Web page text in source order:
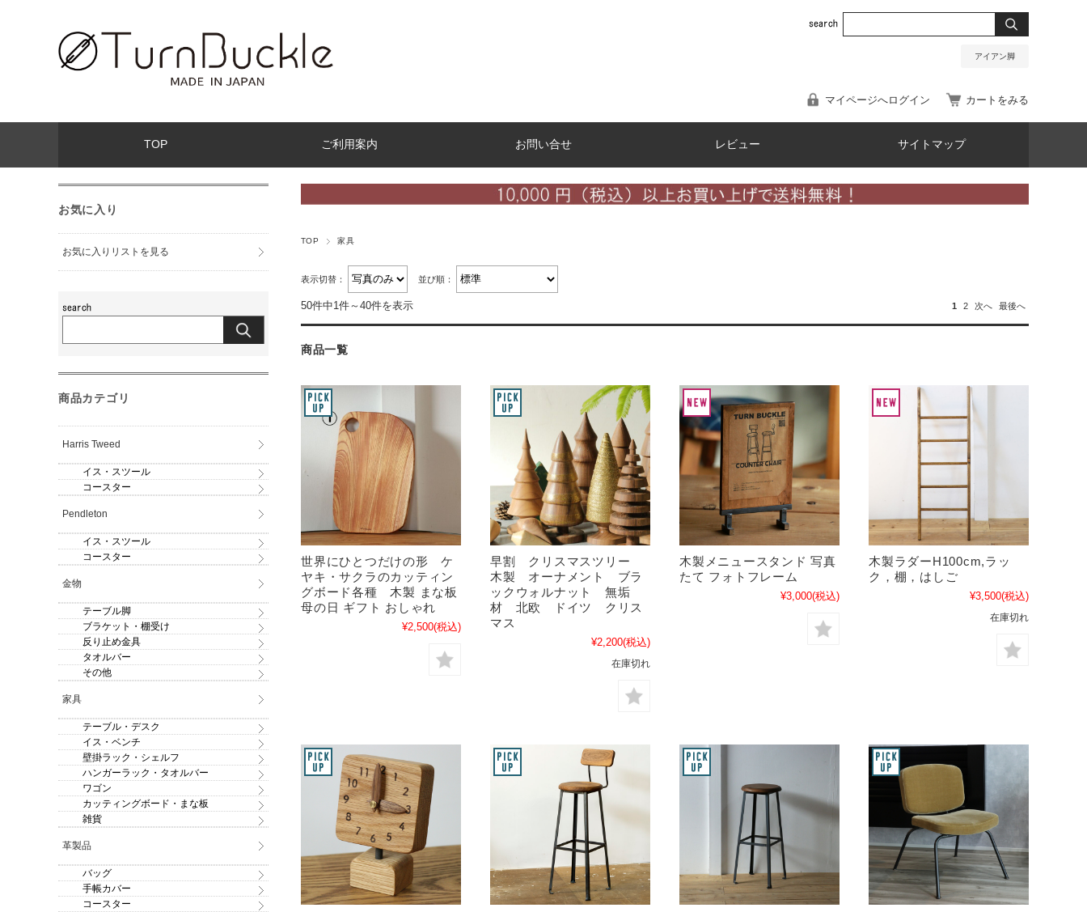
アイアン脚
マイページへログイン カートをみる
TOP ご利用案内 お問い合せ レビュー サイトマップ
TOP 家具
表示切替： 並び順：
50件中1件～40件を表示 1 2 次へ 最後へ
商品一覧
世界にひとつだけの形 ケ
ヤキ・サクラのカッティン
グボード各種 木製 まな板
母の日 ギフト おしゃれ
¥2,500(税込)
早割 クリスマスツリー
木製 オーナメント ブラ
ックウォルナット 無垢
材 北欧 ドイツ クリス
マス
¥2,200(税込)
在庫切れ
木製メニュースタンド 写真
たて フォトフレーム
¥3,000(税込)
木製ラダーH100cm,ラッ
ク，棚，はしご
¥3,500(税込)
在庫切れ
お気に入り
お気に入りリストを見る
商品カテゴリ
Harris Tweed
イス・スツール
コースター
Pendleton
イス・スツール
コースター
金物
テーブル脚
ブラケット・棚受け
反り止め金具
タオルバー
その他
家具
テーブル・デスク
イス・ベンチ
壁掛ラック・シェルフ
ハンガーラック・タオルバー
ワゴン
カッティングボード・まな板
雑貨
革製品
バッグ
手帳カバー
コースター